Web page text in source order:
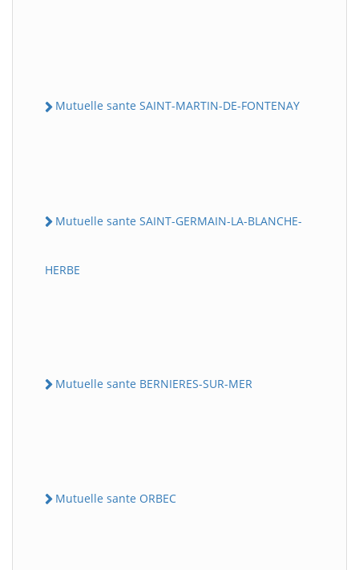
Mutuelle sante SAINT-MARTIN-DE-FONTENAY
Mutuelle sante SAINT-GERMAIN-LA-BLANCHE-
HERBE
Mutuelle sante BERNIERES-SUR-MER
Mutuelle sante ORBEC